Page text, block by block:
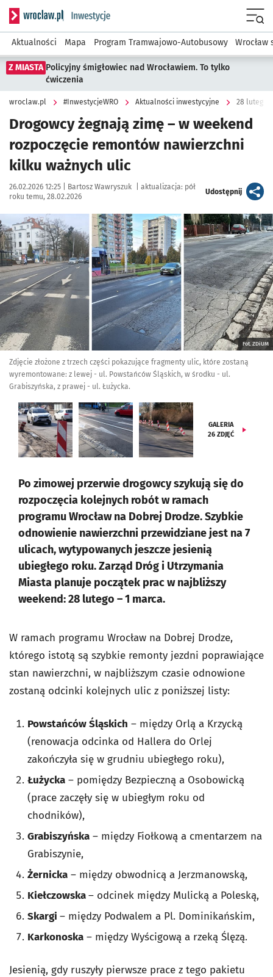
Serwis informacyjny wroclaw.pl podserwis:
Aktualności Mapa Program Tramwajowo-Autobusowy Wrocław
Z MIASTA Policyjny śmigłowiec nad Wrocławiem. To tylko
ćwiczenia
wroclaw.pl #InwestycjeWRO Aktualności inwestycyjne 28 lutego
Drogowcy żegnają zimę – w weekend
rozpoczęcie remontów nawierzchni
kilku ważnych ulic
Data publikacji:
26.02.2026 12:25 | Autor:
Bartosz Wawryszuk aktualizacja: pół
roku temu, 28.02.2026
Udostępnijartykuł
Kliknij, aby zobaczyć galerię
Kliknij, aby powiększyć
Fot. ZDiUM
Zdjęcie złożone z trzech części pokazujące fragmenty ulic, które zostaną
wyremontowane: z lewej - ul. Powstańców Śląskich, w środku - ul.
Grabiszyńska, z prawej - ul. Łużycka.
GALERIA
26 ZDJĘĆ
Po zimowej przerwie drogowcy szykują się do
rozpoczęcia kolejnych robót w ramach
programu Wrocław na Dobrej Drodze. Szybkie
odnowienie nawierzchni przewidziane jest na 7
ulicach, wytypowanych jeszcze jesienią
ubiegłego roku. Zarząd Dróg i Utrzymania
Miasta planuje początek prac w najbliższy
weekend: 28 lutego – 1 marca.
W ramach programu Wrocław na Dobrej Drodze,
którego istotą są szybkie remonty jezdni poprawiające
stan nawierzchni, w najbliższym czasie odnowione
zostaną odcinki kolejnych ulic z poniższej listy:
Powstańców Śląskich – między Orlą a Krzycką
(renowacja odcinka od Hallera do Orlej
zakończyła się w grudniu ubiegłego roku),
Łużycka – pomiędzy Bezpieczną a Osobowicką
(prace zaczęły się w ubiegłym roku od
chodników),
Grabiszyńska – między Fiołkową a cmentarzem na
Grabiszynie,
Żernicka – między obwodnicą a Jerzmanowską,
Kiełczowska– odcinek między Mulicką a Poleską,
Skargi – między Podwalem a Pl. Dominikańskim,
Karkonoska – między Wyścigową a rzeką Ślęzą.
Jesienią, gdy ruszyły pierwsze prace z tego pakietu